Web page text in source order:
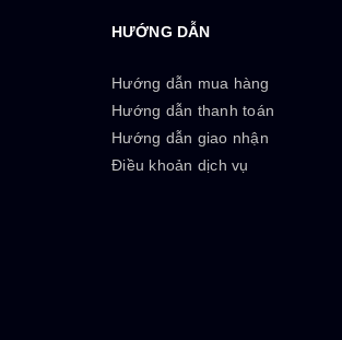
HƯỚNG DẪN
Hướng dẫn mua hàng
Hướng dẫn thanh toán
Hướng dẫn giao nhận
Điều khoản dịch vụ